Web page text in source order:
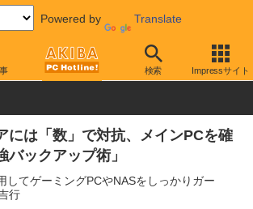
Powered by Translate
検索 Impressサイト
PCパーツ HDD（ハードディスク）
には「数」で対抗、メインPCを確
バックアップ術」
してゲーミングPCやNASをしっかりガー
行